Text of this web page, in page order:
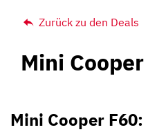
Zurück zu den Deals
Mini
Mini Cooper